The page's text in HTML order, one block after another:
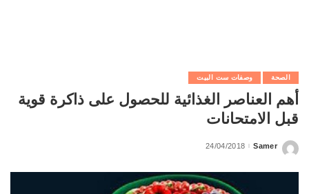
الصحة وصفات ست البيت
أهم العناصر الغذائية للحصول على ذاكرة قوية
قبل الامتحانات
Posted
Samer
24/04/2018